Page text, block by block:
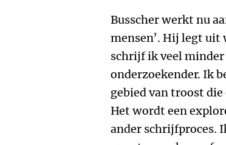
Busscher werkt nu
mensen’. Hij legt uit
schrijf ik veel
onderzoekender. Ik
gebied van troost
Het wordt een
ander schrijfproces.